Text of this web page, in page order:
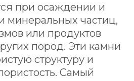
при осаждении и
минеральных частиц,
или продуктов
пород. Эти камни
структуру и
Самый